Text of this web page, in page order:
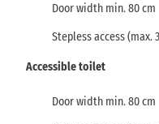
Door width min. 80 cm
Stepless access (max.
Accessible toilet
Door width min. 80 cm